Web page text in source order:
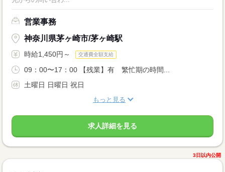
営業事務
神奈川県茅ヶ崎市/茅ヶ崎駅
時給1,450円～ 交通費全額支給
09：00〜17：00 【残業】有 繁忙期の時間...
土曜日 日曜日 祝日
もっと見る
求人詳細を見る
3日以内公開